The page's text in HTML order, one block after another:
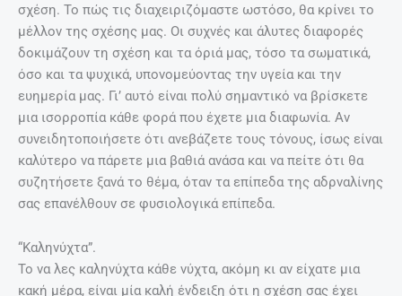
σχέση. Το πώς τις διαχειριζόμαστε ωστόσο, θα κρίνει το
μέλλον της σχέσης μας. Οι συχνές και άλυτες διαφορές
δοκιμάζουν τη σχέση και τα όριά μας, τόσο τα σωματικά,
όσο και τα ψυχικά, υπονομεύοντας την υγεία και την
ευημερία μας. Γι’ αυτό είναι πολύ σημαντικό να βρίσκετε
μια ισορροπία κάθε φορά που έχετε μια διαφωνία. Αν
συνειδητοποιήσετε ότι ανεβάζετε τους τόνους, ίσως είναι
καλύτερο να πάρετε μια βαθιά ανάσα και να πείτε ότι θα
συζητήσετε ξανά το θέμα, όταν τα επίπεδα της αδρναλίνης
σας επανέλθουν σε φυσιολογικά επίπεδα.
“Καληνύχτα”.
Το να λες καληνύχτα κάθε νύχτα, ακόμη κι αν είχατε μια
κακή μέρα, είναι μία καλή ένδειξη ότι η σχέση σας έχει